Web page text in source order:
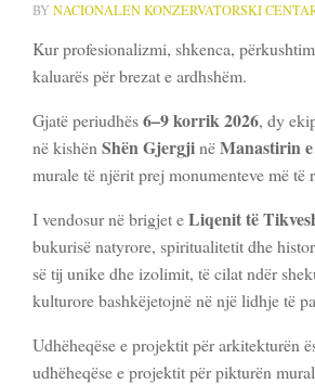
BY NACIONALEN KONZERVATORSKI
Kur profesionalizmi, shkenca,
kaluarës për brezat e ardhshëm.
Gjatë periudhës6–9 korrik 2026, dy
në kishën Shën GjergjinëManastirin
murale të njërit prej monumenteve më të
I vendosur në brigjet eLiqenit të
bukurisë natyrore, spiritualitetit dhe
së tij unike dhe izolimit, të cilat ndër
kulturore bashkëjetojnë në një lidhje të
Udhëheqëse e projektit për arkitekturën
udhëheqëse e projektit për pikturën